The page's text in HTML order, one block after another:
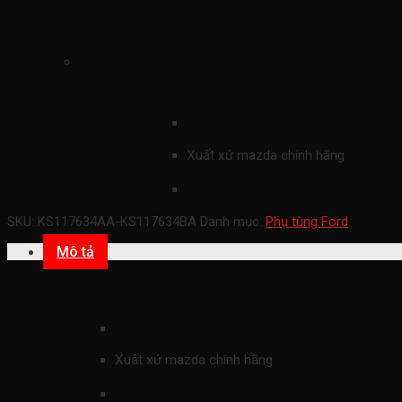
Xuất xứ mazda chính hãng
SKU: KS117634AA-KS117634BA Danh mục: Phụ tùng Ford
Mô tả
Xuất xứ mazda chính hãng